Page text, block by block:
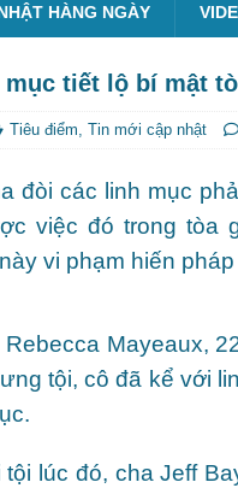
HÀNG NGÀY
tiết lộ bí mật
Tiêu điểm, Tin mới cập nhật
đòi các linh mục
việc đó trong tòa
vi phạm hiến
Mayeaux,
tội, cô đã kể với
lúc đó, cha Jeff